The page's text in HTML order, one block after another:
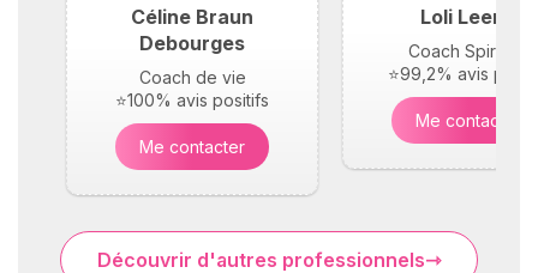
Céline Braun
Debourges
Coach de vie
⭐100% avis positifs
Me contacter
Loli Leene
Coach Spirituel
⭐99,2% avis
Me contacter
Découvrir d'autres professionnels